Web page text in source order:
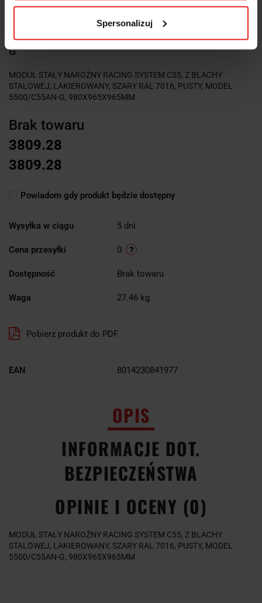
Spersonalizuj
Symbol:5500/C55AN-
G
MODUŁ STAŁY NAROŻNY RACING SYSTEM C55, Z BLACHY
STALOWEJ, LAKIEROWANY, SZARY RAL 7016, PUSTY, MODEL
5500/C55AN-G, 980X965X965MM
Brak towaru
3809.28
3809.28
Powiadom gdy produkt będzie dostępny
Wysyłka w ciągu 5 dni
Cena przesyłki 0
Dostępność Brak towaru
Waga 27.46 kg
Pobierz produkt do PDF
EAN 8014230841977
OPIS
INFORMACJE DOT.
BEZPIECZEŃSTWA
OPINIE I OCENY (0)
MODUŁ STAŁY NAROŻNY RACING SYSTEM C55, Z BLACHY
STALOWEJ, LAKIEROWANY, SZARY RAL 7016, PUSTY, MODEL
5500/C55AN-G, 980X965X965MM